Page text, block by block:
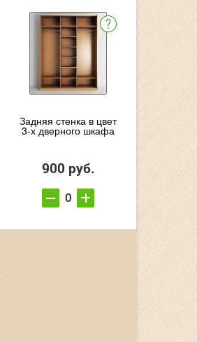
Задняя стенка в цвет
3-х дверного шкафа
900 руб.